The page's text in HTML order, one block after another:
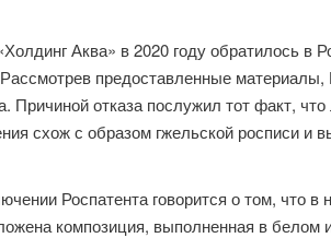
Аква» в 2020 году обратилось в
предоставленные материалы,
Причиной отказа послужил тот факт,
схож с образом гжельской росписи и
Роспатента говорится о том, что в
композиция, выполненная в белом